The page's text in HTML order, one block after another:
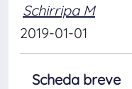
Schirripa M
2019-01-01
Scheda breve